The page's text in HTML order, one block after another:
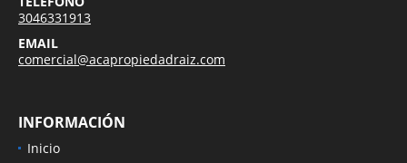
3046331913
EMAIL
comercial@acapropiedadraiz.com
INFORMACIÓN
Inicio